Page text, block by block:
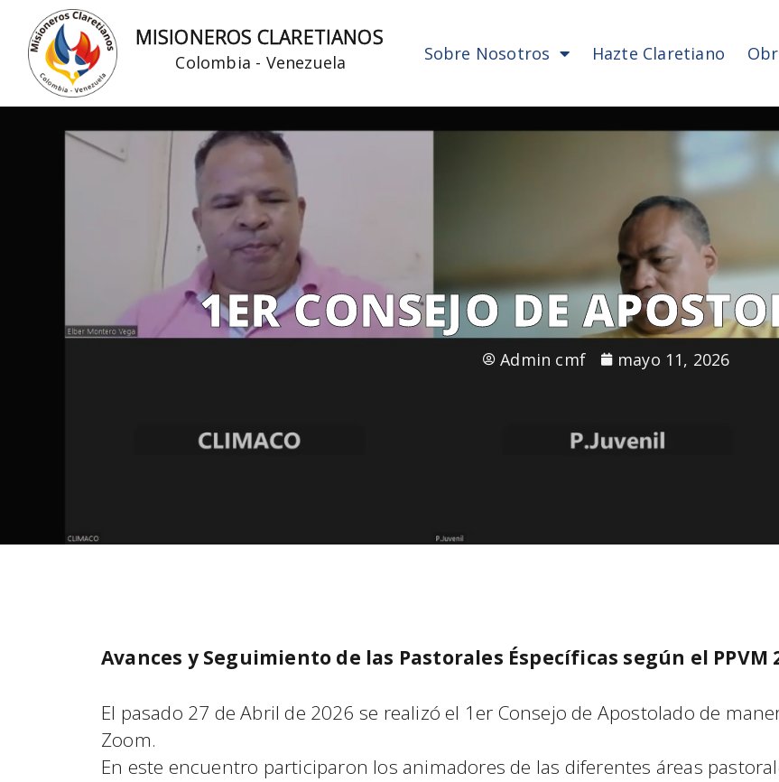
contenido
MISIONEROS CLARETIANOS
Colombia - Venezuela Sobre Nosotros Hazte Claretiano
1ER CONSEJO DE
Admin cmf mayo 11, 2026
Avances y Seguimiento de las Pastorales Éspecíficas según el PPVM
El pasado 27 de Abril de 2026 se realizó el 1er Consejo de Apostolado de
Zoom.
En este encuentro participaron los animadores de las diferentes áreas